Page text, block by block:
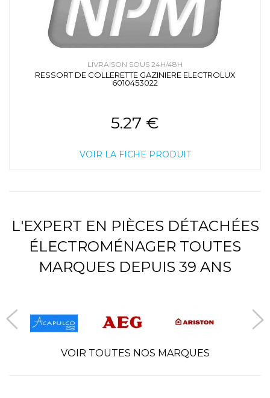
LIVRAISON SOUS 24H/48H
RESSORT DE COLLERETTE GAZINIERE ELECTROLUX
6010453022
5.27 €
VOIR LA FICHE PRODUIT
L'EXPERT EN PIÈCES DÉTACHÉES
ÉLECTROMÉNAGER TOUTES
MARQUES DEPUIS 39 ANS
VOIR TOUTES NOS MARQUES